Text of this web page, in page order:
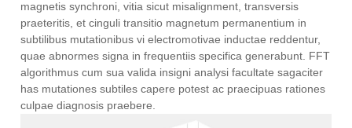
magnetis synchroni, vitia sicut misalignment, transversis
praeteritis, et cinguli transitio magnetum permanentium in
subtilibus mutationibus vi electromotivae inductae reddentur,
quae abnormes signa in frequentiis specifica generabunt. FFT
algorithmus cum sua valida insigni analysi facultate sagaciter
has mutationes subtiles capere potest ac praecipuas rationes
culpae diagnosis praebere.